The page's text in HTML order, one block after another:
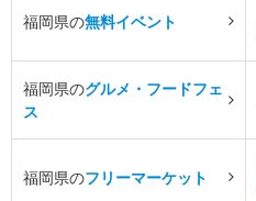
福岡県の無料イベント
福岡県のグルメ・フードフェ
ス
福岡県のフリーマーケット